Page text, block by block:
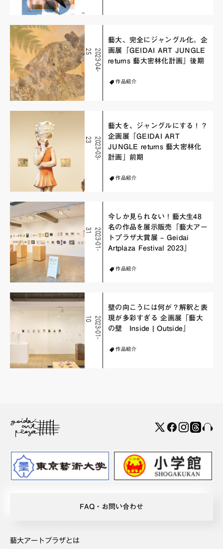
2
0
2
3
-
0
4
-
2
5
藝大、完全にジャングル化。企
画展「GEIDAI ART JUNGLE
returns 藝大密林化計画」後期
作品紹介
2
0
2
3
-
0
3
-
2
3
藝大を、ジャングルにする！？
企画展「GEIDAI ART
JUNGLE returns 藝大密林化
計画」前期
作品紹介
2
0
2
3
-
0
1
-
3
1
今しか見られない！藝大生48
名の作品を展示販売「藝大アー
トプラザ大賞展 – Geidai
Artplaza Festival 2023」
作品紹介
2
0
2
3
-
0
1
-
1
0
壁の向こうには何が？解釈と表
現が多彩すぎる 企画展「藝大
の壁 Inside | Outside」
作品紹介
FAQ・お問い合わせ
藝大アートプラザとは